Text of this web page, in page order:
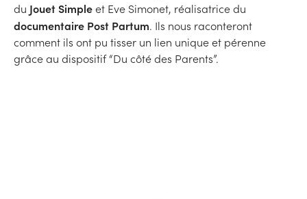
du Jouet Simpleet Eve Simonet, réalisatrice du
documentaire Post Partum. Ils nous raconteront
comment ils ont pu tisser un lien unique et pérenne
grâce au dispositif “Du côté des Parents”.